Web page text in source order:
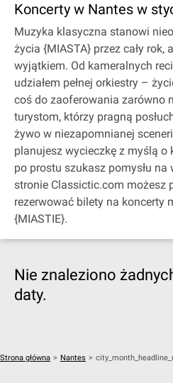
Koncerty w Nantes w
Muzyka klasyczna stanowi
życia {MIASTA} przez cały rok,
wyjątkiem. Od kameralnych
udziałem pełnej orkiestry –
coś do zaoferowania zarówno
turystom, którzy pragną
żywo w niezapomnianej
planujesz wycieczkę z myślą o
po prostu szukasz pomysłu na
stronie Classictic.com możesz
rezerwować bilety na koncerty
{MIASTIE}.
Nie znaleziono
daty.
Strona główna > Nantes >